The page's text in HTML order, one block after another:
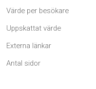
Värde per besökare
Uppskattat värde
Externa länkar
Antal sidor